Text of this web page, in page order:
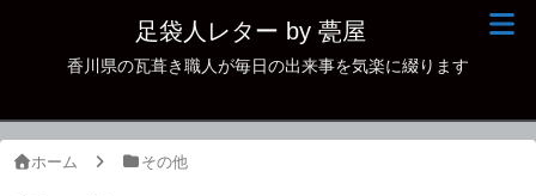
足袋人レター by 甍屋
香川県の瓦葺き職人が毎日の出来事を気楽に綴ります
ホーム その他
現場日記